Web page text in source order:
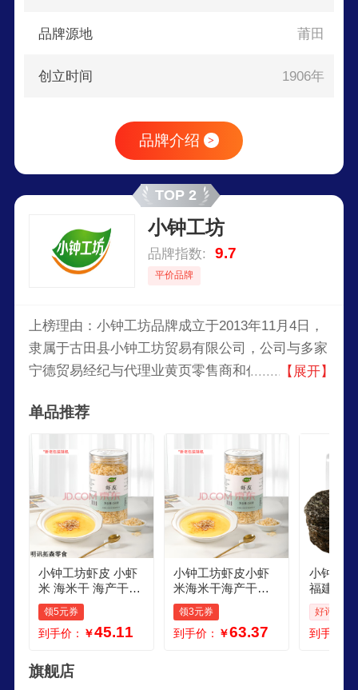
品牌源地 莆田
创立时间 1906年
品牌介绍 >
TOP 2
小钟工坊
品牌指数: 9.7
平价品牌
上榜理由：小钟工坊品牌成立于2013年11月4日，
隶属于古田县小钟工坊贸易有限公司，公司与多家
宁德贸易经纪与代理业黄页零售商和代理商建立了
实力雄厚，重信用、守合同、保证产品质量，以多
品种经营特色和薄利多销的原则，赢得了广大客户
的信任，公司始终奉行“诚信求实、致力服务、唯
求满意”的企业宗旨。
【展开】
单品推荐
小钟工坊虾皮 小虾
米 海米干 海产干货
可即食虾仁干 虾皮1
50g1罐 虾皮150g1
罐
领5元券
到手价： ￥45.11
小钟工坊虾皮小虾
米海米干海产干货
可即食虾仁干 虾皮1
50g1罐
领3元券
到手价： ￥63.37
小钟工
福建特
干货 海
紫菜汤
好评率:
到手价：
旗舰店